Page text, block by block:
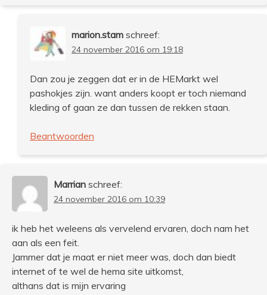
marion.stam schreef:
24 november 2016 om 19:18
Dan zou je zeggen dat er in de HEMarkt wel
pashokjes zijn. want anders koopt er toch niemand
kleding of gaan ze dan tussen de rekken staan.
Beantwoorden
Marrian schreef:
24 november 2016 om 10:39
ik heb het weleens als vervelend ervaren, doch nam het
aan als een feit.
Jammer dat je maat er niet meer was, doch dan biedt
internet of te wel de hema site uitkomst,
althans dat is mijn ervaring